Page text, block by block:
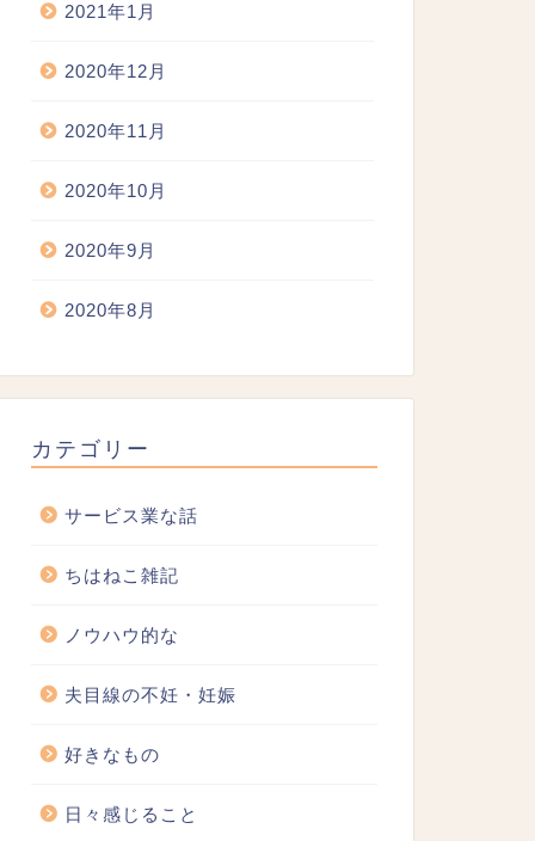
2021年1月
2020年12月
2020年11月
2020年10月
2020年9月
2020年8月
カテゴリー
サービス業な話
ちはねこ雑記
ノウハウ的な
夫目線の不妊・妊娠
好きなもの
日々感じること